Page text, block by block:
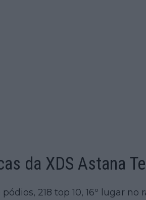
da XDS Astana
218 top 10, 16º lugar